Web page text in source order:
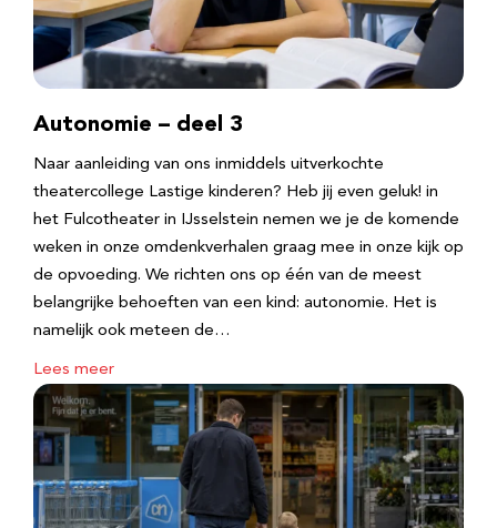
Autonomie – deel 3
Naar aanleiding van ons inmiddels uitverkochte
theatercollege Lastige kinderen? Heb jij even geluk! in
het Fulcotheater in IJsselstein nemen we je de komende
weken in onze omdenkverhalen graag mee in onze kijk op
de opvoeding. We richten ons op één van de meest
belangrijke behoeften van een kind: autonomie. Het is
namelijk ook meteen de…
Lees meer